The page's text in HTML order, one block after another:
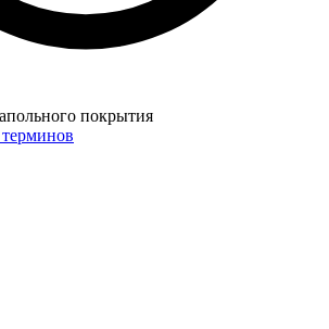
покрытия
терминов